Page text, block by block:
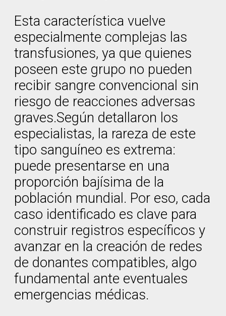
Esta característica vuelve
especialmente complejas las
transfusiones, ya que quienes
poseen este grupo no pueden
recibir sangre convencional sin
riesgo de reacciones adversas
graves.Según detallaron los
especialistas, la rareza de este
tipo sanguíneo es extrema:
puede presentarse en una
proporción bajísima de la
población mundial. Por eso, cada
caso identificado es clave para
construir registros específicos y
avanzar en la creación de redes
de donantes compatibles, algo
fundamental ante eventuales
emergencias médicas.